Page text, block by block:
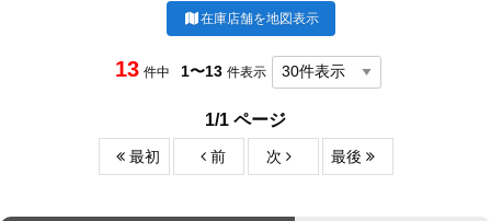
在庫店舗を地図表示
13 件中 1〜13 件表示
1/1 ページ
最初 前 次 最後